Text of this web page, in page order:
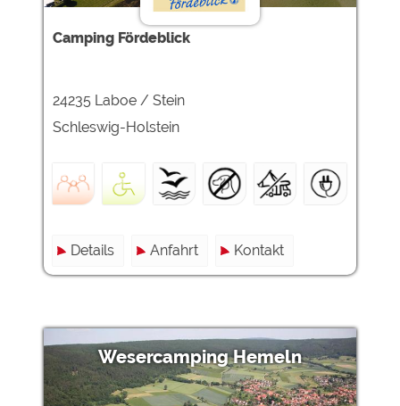
Camping Fördeblick
24235 Laboe / Stein
Schleswig-Holstein
Details Anfahrt Kontakt
Wesercamping Hemeln